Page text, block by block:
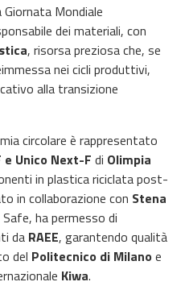
Giornata Mondiale
dei materiali, con
, risorsa preziosa che, se
nei cicli produttivi,
alla transizione
circolare è rappresentato
e Unico Next-F di Olimpia
in plastica riciclata post-
in collaborazione con Stena
Safe, ha permesso di
da RAEE, garantendo qualità
del Politecnico di Milano e
Kiwa.